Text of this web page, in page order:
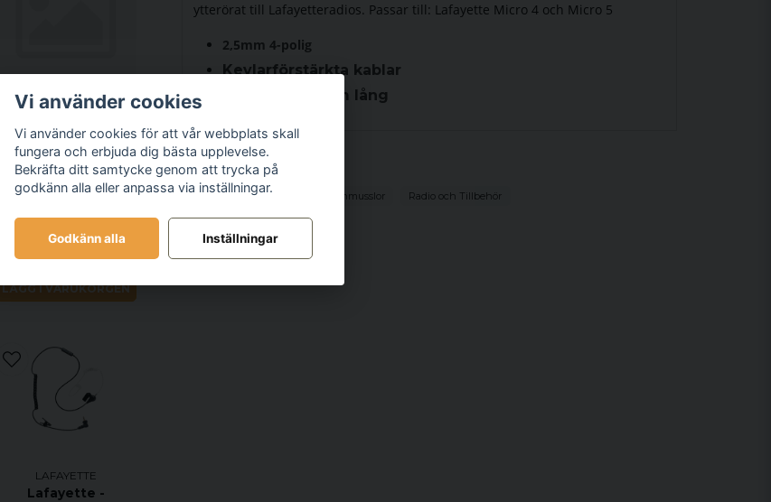
Lafayette
Öronmussla
Security 2,5 mm 4-
polig
295 kr
LÄGG I VARUKORGEN
LAFAYETTE
Lafayette -
ytterörat till Lafayetteradios. Passar till: Lafayette Micro 4 och Micro 5
2,5mm 4-polig
Kevlarförstärkta kablar
IP-testad, 30 cm lång
Relaterade kategorier
Produkter Headset och Öronmusslor Radio och Tillbehör
Vi använder cookies
Vi använder cookies för att vår webbplats skall
fungera och erbjuda dig bästa upplevelse.
Bekräfta ditt samtycke genom att trycka på
godkänn alla eller anpassa via inställningar.
Godkänn alla Inställningar